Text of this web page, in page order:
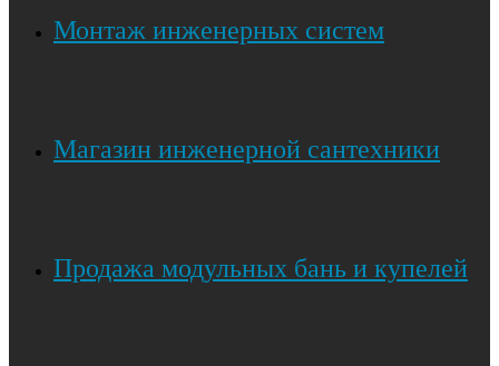
Монтаж инженерных систем
Магазин инженерной сантехники
Продажа модульных бань и купелей